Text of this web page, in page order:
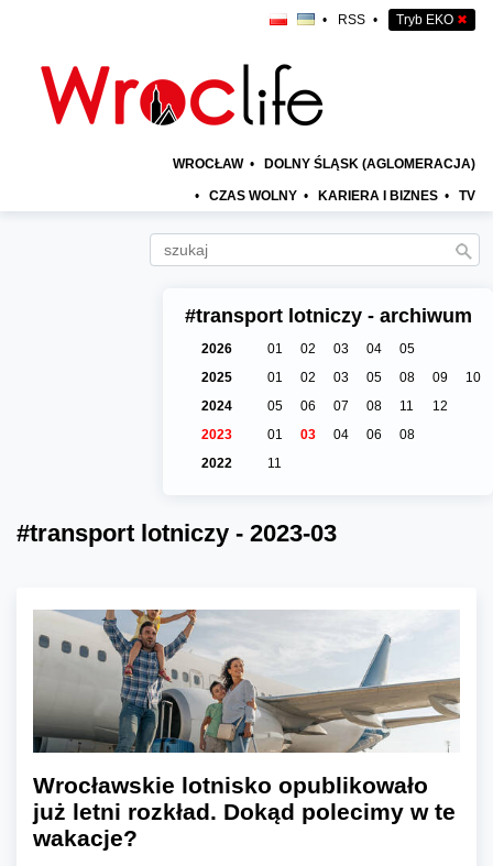
• RSS • Tryb EKO ✖
WROCŁAW • DOLNY ŚLĄSK (AGLOMERACJA)
• CZAS WOLNY • KARIERA I BIZNES • TV
#transport lotniczy - archiwum
2026 01 02 03 04
05
2025
01 02 03 05 08 09
10
2024
05 06 07 08 11
12
2023
01 03 04 06
08
2022
11
#transport lotniczy - 2023-03
Wrocławskie lotnisko opublikowało
już letni rozkład. Dokąd polecimy w te
wakacje?